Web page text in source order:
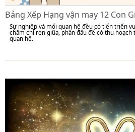
Bảng Xếp Hạng vận may 12 Con
Sự nghiệp và mối quan hệ đều có tiến triển
chăm chỉ rèn giũa, phấn đấu để có thu
quan hệ.